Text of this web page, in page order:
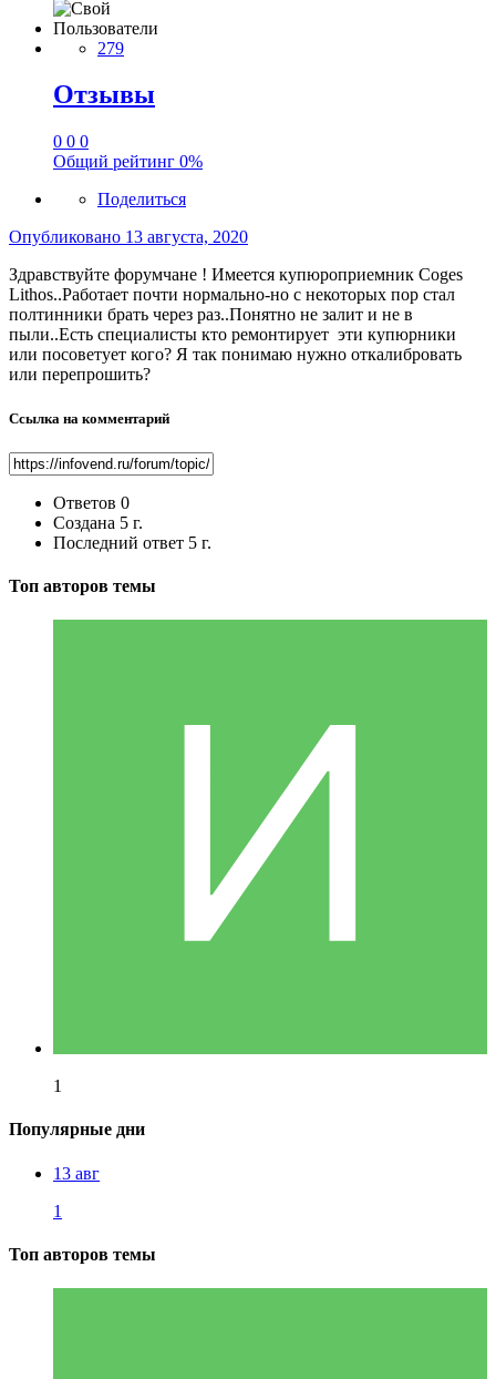
Пользователи
279
Отзывы
0 0 0
Общий рейтинг 0%
Поделиться
Опубликовано 13 августа, 2020
Здравствуйте форумчане ! Имеется купюроприемник Coges
Lithos..Работает почти нормально-но с некоторых пор стал
полтинники брать через раз..Понятно не залит и не в
пыли..Есть специалисты кто ремонтирует эти купюрники
или посоветует кого? Я так понимаю нужно откалибровать
или перепрошить?
Ссылка на комментарий
Ответов 0
Создана 5 г.
Последний ответ 5 г.
Топ авторов темы
1
Популярные дни
13 авг
1
Топ авторов темы